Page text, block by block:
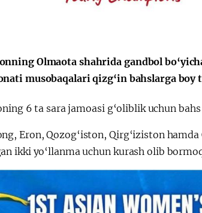
Olmaota shahrida gandbol
musobaqalari qizg‘in bahslarga boy
6 ta sara jamoasi g‘oliblik uchun
Eron, Qozog‘iston, Qirg‘iziston
ikki yo‘llanma uchun kurash olib